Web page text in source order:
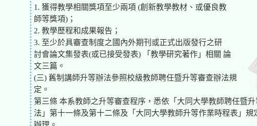
1. 獲得教學相關獎項至少兩項 (創新教學教材、或優良教
師等獎項)；
2. 教學歷程和成果報告；
3. 至少於具審查制度之國內外期刊或正式出版發行之研
討會論文集發表(或已接受發表) 「教學研究著作」相關 論
文三篇。
(三) 舊制講師升等辦法參照校級教師聘任暨升等審查辦法規
定。
第三條 本系教師之升等審查程序，悉依「大同大學教師聘任暨
法」第十一條及第十二條及「大同大學教師升等作業時程表」規